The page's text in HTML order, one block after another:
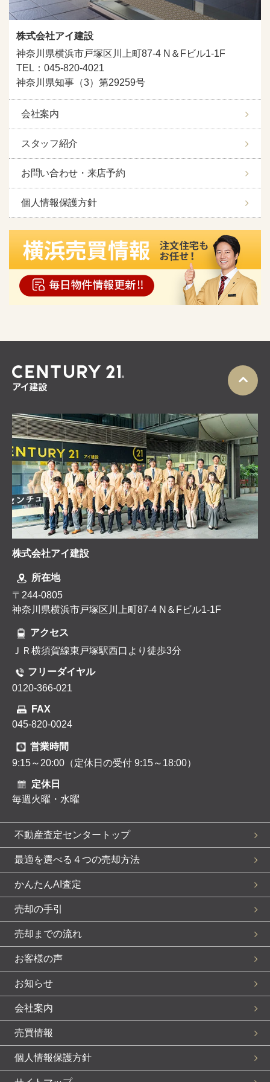
株式会社アイ建設
神奈川県横浜市戸塚区川上町87-4 N＆Fビル1-1F
TEL：045-820-4021
神奈川県知事（3）第29259号
会社案内
スタッフ紹介
お問い合わせ・来店予約
個人情報保護方針
株式会社アイ建設
所在地
〒244-0805
神奈川県横浜市戸塚区川上町87-4 N＆Fビル1-1F
アクセス
ＪＲ横須賀線東戸塚駅西口より徒歩3分
フリーダイヤル
0120-366-021
FAX
045-820-0024
営業時間
9:15～20:00（定休日の受付 9:15～18:00）
定休日
毎週火曜・水曜
不動産査定センタートップ
最適を選べる４つの売却方法
かんたんAI査定
売却の手引
売却までの流れ
お客様の声
お知らせ
会社案内
売買情報
個人情報保護方針